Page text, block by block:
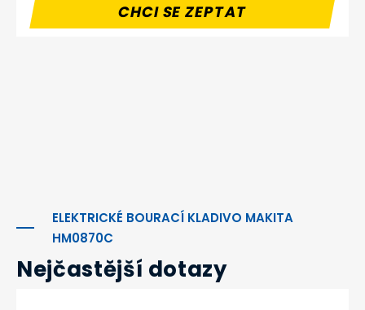
CHCI SE ZEPTAT
ELEKTRICKÉ BOURACÍ KLADIVO MAKITA
HM0870C
Nejčastější dotazy